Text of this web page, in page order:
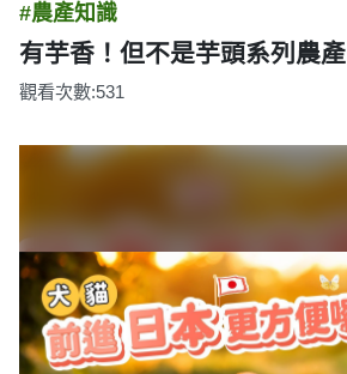
#農產知識
有芋香！但不是芋頭系列農產
觀看次數:531